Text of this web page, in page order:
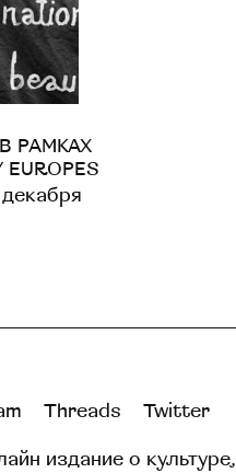
РАМКАХ
Threads Twitter
издание о